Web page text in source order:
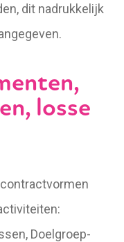
dit nadrukkelijk
losse
Doelgroep-